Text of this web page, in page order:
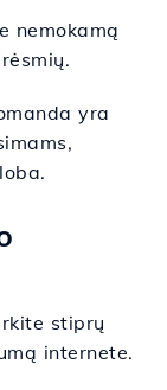
nemokamą
yra
stiprų
internete.